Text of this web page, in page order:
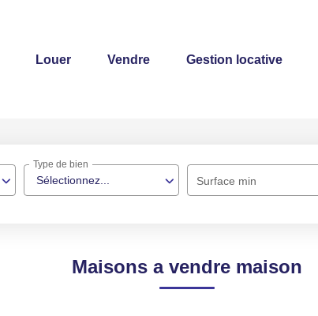
Louer Vendre Gestion locative
Sélectionnez...
Type de bien
Surface min
Maisons a vendre maison